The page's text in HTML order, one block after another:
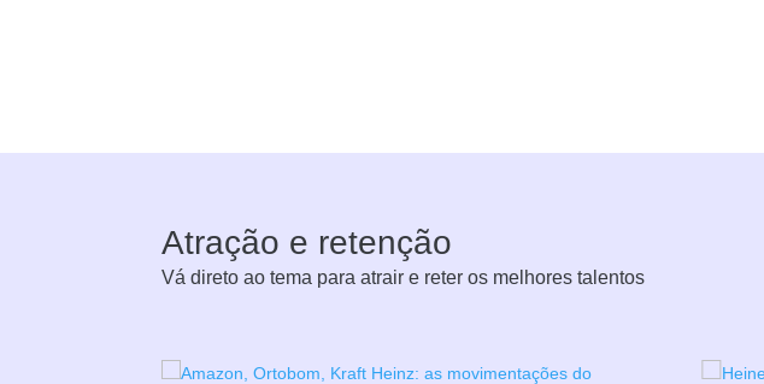
Atração e retenção
Vá direto ao tema para atrair e reter os melhores talentos